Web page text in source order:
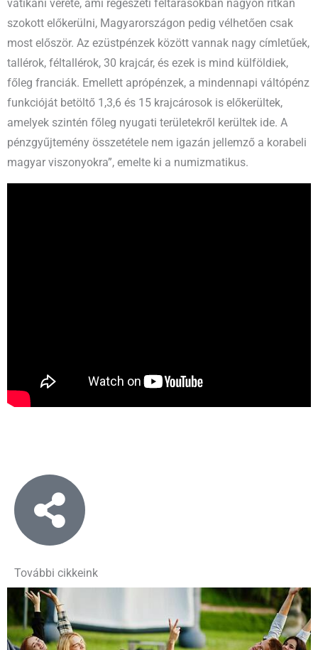
vatikáni verete, ami régészeti feltárásokban nagyon ritkán
szokott előkerülni, Magyarországon pedig vélhetően csak
most először. Az ezüstpénzek között vannak nagy címletűek,
tallérok, féltallérok, 30 krajcár, és ezek is mind külföldiek,
főleg franciák. Emellett aprópénzek, a mindennapi váltópénz
funkcióját betöltő 1,3,6 és 15 krajcárosok is előkerültek,
amelyek szintén főleg nyugati területekről kerültek ide. A
pénzgyűjtemény összetétele nem igazán jellemző a korabeli
magyar viszonyokra”, emelte ki a numizmatikus.
További cikkeink